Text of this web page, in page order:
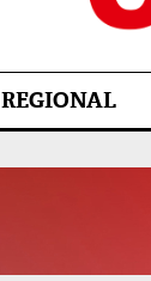
REGIONAL